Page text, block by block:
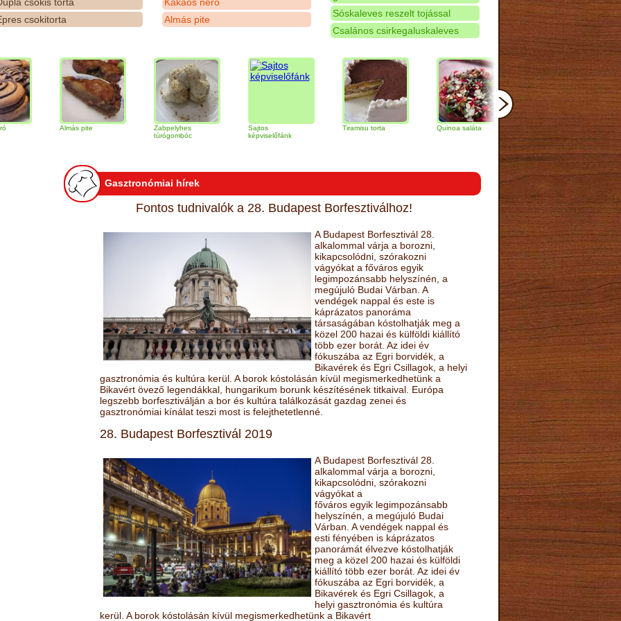
csokitorta
Almás pite
Sóskaleves reszelt tojással
Csalános csirkegaluskaleves
Almás pite
Zabpelyhes
túrógombóc
képviselőfánk
Tiramisu torta Quinoa saláta
Gasztronómiai hírek
Fontos tudnivalók a 28. Budapest Borfesztiválhoz!
A Budapest Borfesztivál 28.
alkalommal várja a borozni,
kikapcsolódni, szórakozni
vágyókat a főváros egyik
legimpozánsabb helyszínén, a
megújuló Budai Várban. A
vendégek nappal és este is
káprázatos panoráma
társaságában kóstolhatják meg a
közel 200 hazai és külföldi kiállító
több ezer borát. Az idei év
fókuszába az Egri borvidék, a
Bikavérek és Egri Csillagok, a helyi
gasztronómia és kultúra kerül. A borok kóstolásán kívül megismerkedhetünk a
Bikavért övező legendákkal, hungarikum borunk készítésének titkaival. Európa
legszebb borfesztiválján a bor és kultúra találkozását gazdag zenei és
gasztronómiai kínálat teszi most is felejthetetlenné.
28. Budapest Borfesztivál 2019
A Budapest Borfesztivál 28.
alkalommal várja a borozni,
kikapcsolódni, szórakozni
vágyókat a
főváros egyik legimpozánsabb
helyszínén, a megújuló Budai
Várban. A vendégek nappal és
esti fényében is káprázatos
panorámát élvezve kóstolhatják
meg a közel 200 hazai és külföldi
kiállító több ezer borát. Az idei év
fókuszába az Egri borvidék, a
Bikavérek és Egri Csillagok, a
helyi gasztronómia és kultúra
kerül. A borok kóstolásán kívül megismerkedhetünk a Bikavért